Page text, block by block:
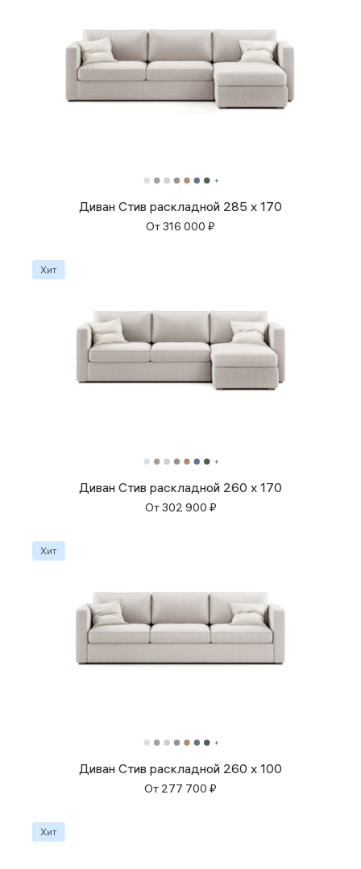
Диван Стив раскладной 285 x 170
От316 000 ₽
Диван Стив раскладной 260 x 170
От302 900 ₽
Диван Стив раскладной 260 x 100
От 277 700 ₽